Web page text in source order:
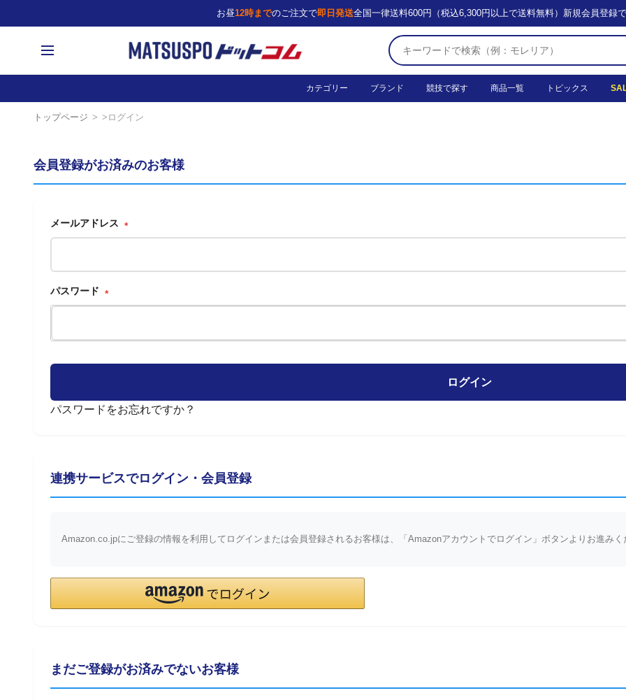
お昼12時までのご注文で即日発送全国一律送料600円（税込6,300円以上で送料無料） 新規会員登録で
カテゴリー ブランド 競技で探す 商品一覧 トピックス
トップページ ログイン
会員登録がお済みのお客様
メールアドレス
(必
パスワード
(必
ログイン
パスワードをお忘れですか？
連携サービスでログイン・会員登録
Amazon.co.jpにご登録の情報を利用してログインまたは会員登録されるお客様は、「Amazonアカウントでログイン」ボタンよりお進みく
まだご登録がお済みでないお客様